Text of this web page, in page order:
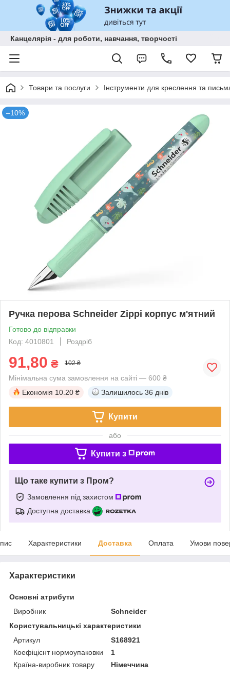
Канцелярія - для роботи, навчання, творчості
Товари та послуги Інструменти для креслення та
–10%
Ручка перова Schneider Zippi корпус м'ятний
Готово до відправки
Код: 4010801
Роздріб
91,80 ₴ 102 ₴
Мінімальна сума замовлення на сайті — 600 ₴
Економія 10.20 ₴ Залишилось 36 днів
Купити
або
Купити з
Що таке купити з Пром?
Замовлення під захистом
Доступна доставка
Характеристики Доставка Оплата Умови
Характеристики
Основні атрибути
Виробник
Schneider
Користувальницькі характеристики
Артикул
S168921
Коефіцієнт нормоупаковки
1
Країна-виробник товару
Німеччина